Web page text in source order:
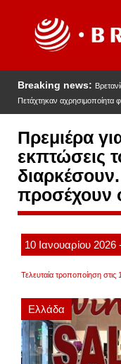
Breaking news:
Πετάχτηκαν αχρησιμοποίητα
Πρεμιέρα
εκπτώσεις
προσέχουν
10 Ιανουαρίου 2026
Τελευταία τροποποίηση
Ελλάδα